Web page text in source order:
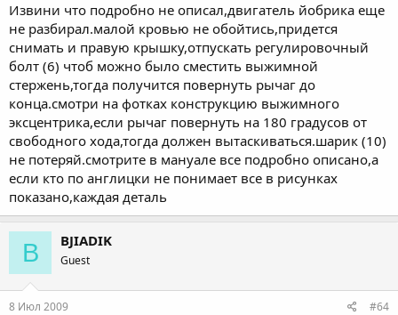
Извини что подробно не описал,двигатель йобрика еще
не разбирал.малой кровью не обойтись,придется
снимать и правую крышку,отпускать регулировочный
болт (6) чтоб можно было сместить выжимной
стержень,тогда получится повернуть рычаг до
конца.смотри на фотках конструкцию выжимного
эксцентрика,если рычаг повернуть на 180 градусов от
свободного хода,тогда должен вытаскиваться.шарик (10)
не потеряй.смотрите в мануале все подробно описано,а
если кто по англицки не понимает все в рисунках
показано,каждая деталь
B BJIADIK
Guest
8 Июл 2009 #64